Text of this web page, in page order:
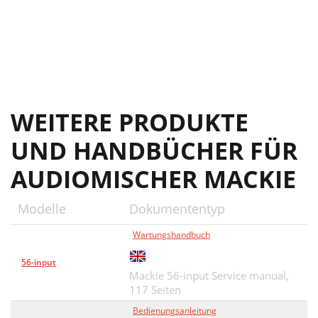
WEITERE PRODUKTE
UND HANDBÜCHER FÜR
AUDIOMISCHER MACKIE
Modelle Dokumententyp
56-input
Wartungshandbuch
Mackie 56-input Service manual,
117 Seiten
Bedienungsanleitung